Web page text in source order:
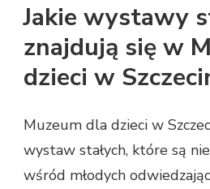
Jakie wystawy
znajdują się w
dzieci w
Muzeum dla dzieci w
wystaw stałych, które są
wśród młodych